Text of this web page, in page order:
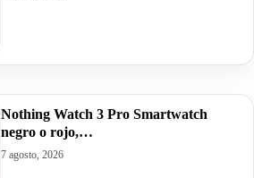
Nothing Watch 3 Pro Smartwatch
negro o rojo,…
7 agosto, 2026